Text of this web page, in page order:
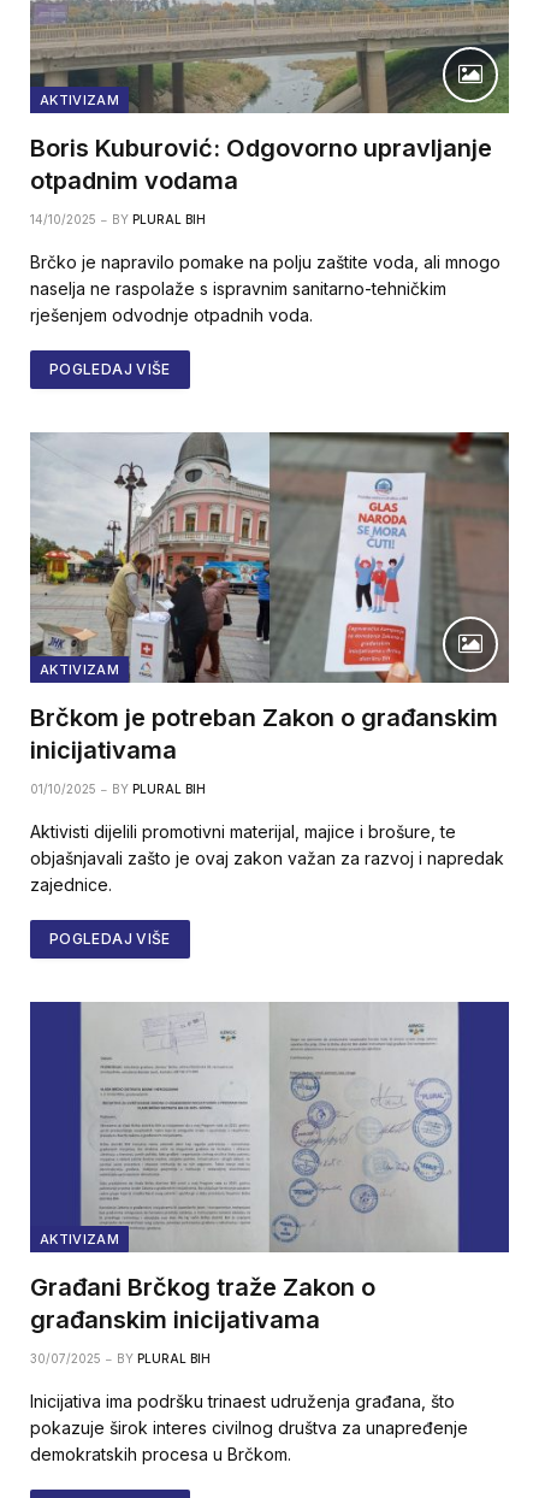
AKTIVIZAM
Boris Kuburović: Odgovorno upravljanje
otpadnim vodama
14/10/2025 BY PLURAL BIH
Brčko je napravilo pomake na polju zaštite voda, ali mnogo
naselja ne raspolaže s ispravnim sanitarno-tehničkim
rješenjem odvodnje otpadnih voda.
POGLEDAJ VIŠE
AKTIVIZAM
Brčkom je potreban Zakon o građanskim
inicijativama
01/10/2025 BY PLURAL BIH
Aktivisti dijelili promotivni materijal, majice i brošure, te
objašnjavali zašto je ovaj zakon važan za razvoj i napredak
zajednice.
POGLEDAJ VIŠE
AKTIVIZAM
Građani Brčkog traže Zakon o
građanskim inicijativama
30/07/2025 BY PLURAL BIH
Inicijativa ima podršku trinaest udruženja građana, što
pokazuje širok interes civilnog društva za unapređenje
demokratskih procesa u Brčkom.